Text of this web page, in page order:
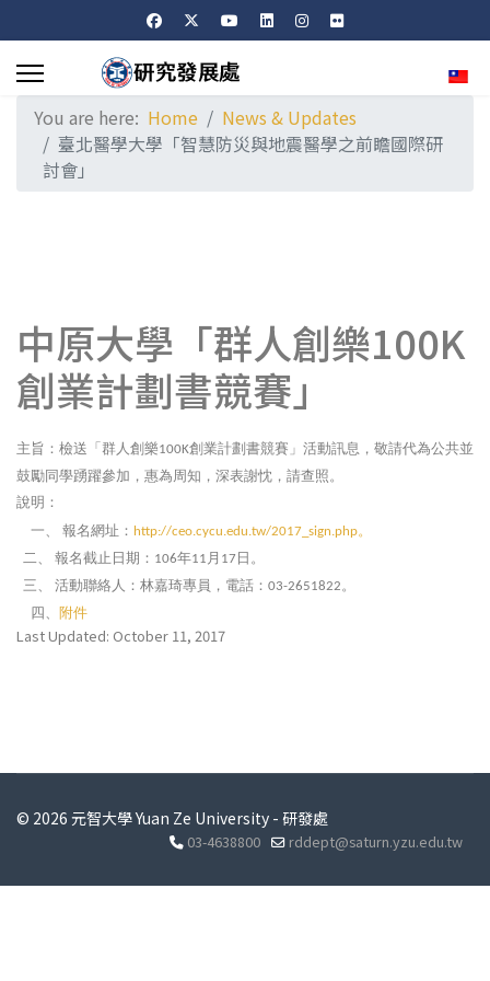
You are here: Home
News & Updates
臺北醫學大學「智慧防災與地震醫學之前瞻國際研
討會」
中原大學「群人創樂100K
創業計劃書競賽」
主旨：檢送「群人創樂100K創業計劃書競賽」活動訊息，敬請代為公共並
鼓勵同學踴躍參加，惠為周知，深表謝忱，請查照。
說明：
一、
報名網址： http://ceo.cycu.edu.tw/2017_sign.php。
二、
報名截止日期： 106年11 月 17 日。
三、
活動聯絡人：林嘉琦專員，電話： 03-2651822。
四、 附件
Last Updated: October 11, 2017
© 2026 元智大學 Yuan Ze University - 研發處
03-4638800 rddept@saturn.yzu.edu.tw